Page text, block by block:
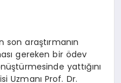
son araştırmanın
gereken bir ödev
yattığını
Uzmanı Prof. Dr.